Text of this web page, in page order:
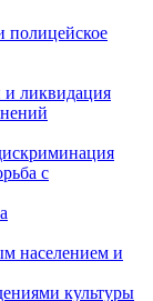
полицейское
и ликвидация
с
населением и
культуры